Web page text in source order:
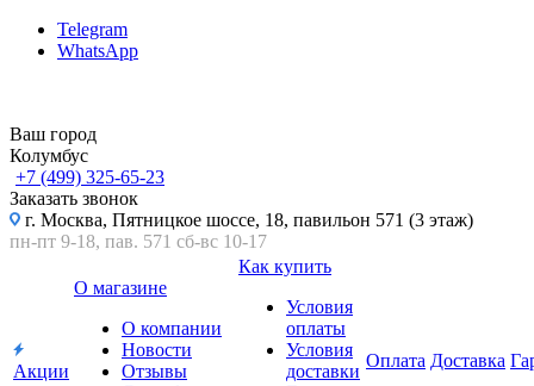
Telegram
WhatsApp
Ваш город
Колумбус
+7 (499) 325-65-23
Заказать звонок
г. Москва, Пятницкое шоссе, 18, павильон 571 (3 этаж)
пн-пт 9-18, пав. 571 сб-вс 10-17
Акции
О магазине
О компании
Новости
Отзывы
Как купить
Условия
оплаты
Условия
доставки
Оплата Доставка